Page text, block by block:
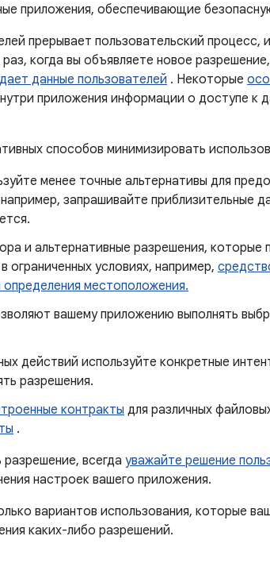
приложения, обеспечивающие
прерывает пользовательский процесс,
когда вы объявляете новое
данные пользователей . Некоторые
приложения информации о доступе к
способов минимизировать
менее точные альтернативы для
запрашивайте приблизительные
и альтернативные разрешения, которые
ограниченных условиях, например,
определения местоположения.
вашему приложению выполнять
действий используйте конкретные
разрешения.
контракты для различных
.
всегда уважайте решение
настроек вашего приложения.
вариантов использования, которые
каких-либо разрешений.